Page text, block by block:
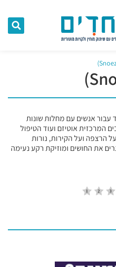
עבור אנשים עם מחלות שונות
המרכזית אוטיזם ועוד הטיפול
הרצפה ועל הקירות, נורות
את החושים ומוזיקת רקע נעימה